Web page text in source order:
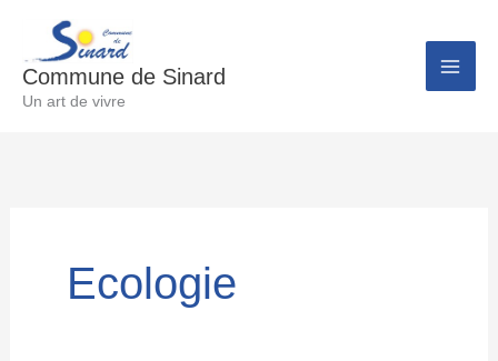
contenu
Commune de Sinard
Un art de vivre
Ecologie